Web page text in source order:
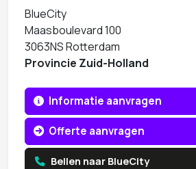
BlueCity
Maasboulevard 100
3063NS Rotterdam
Provincie Zuid-Holland
Informatie aanvragen
Offerte aanvragen
Bellen naar BlueCity